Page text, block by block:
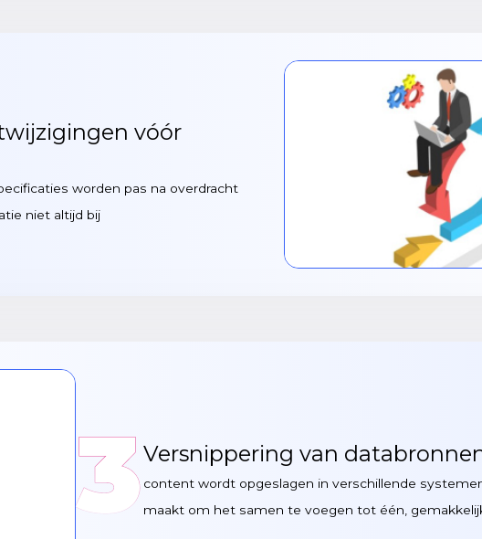
vóór
worden pas na overdracht
niet altijd bij
3Versnippering van
content wordt opgeslagen in verschillende
maakt om het samen te voegen tot één,